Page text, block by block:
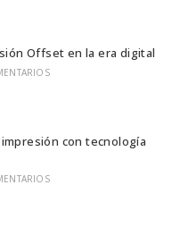
Offset en la era digital
con tecnología